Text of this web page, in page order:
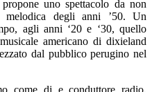
uno spettacolo da non
melodica degli anni ’50. Un
agli anni ‘20 e ‘30, quello
americano di dixieland
dal pubblico perugino nel
come dj e conduttore radio,